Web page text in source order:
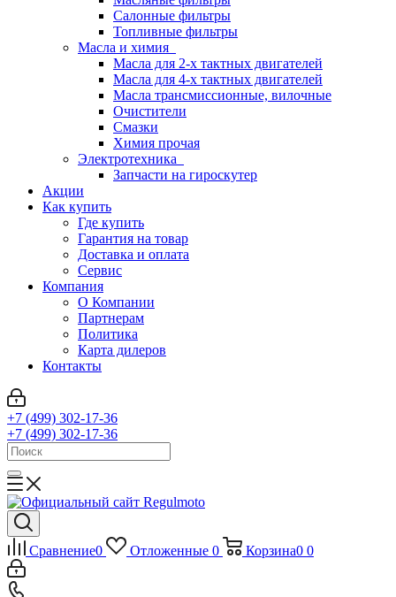
Салонные фильтры
Топливные фильтры
Масла и химия
Масла для 2-х тактных двигателей
Масла для 4-х тактных двигателей
Масла трансмиссионные, вилочные
Очистители
Смазки
Химия прочая
Электротехника
Запчасти на гироскутер
Акции
Как купить
Где купить
Гарантия на товар
Доставка и оплата
Сервис
Компания
О Компании
Партнерам
Политика
Карта дилеров
Контакты
+7 (499) 302-17-36
+7 (499) 302-17-36
Сравнение0 Отложенные 0 Корзина0 0